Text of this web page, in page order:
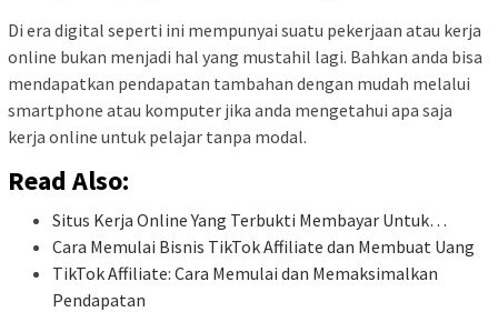
Di era digital seperti ini mempunyai suatu pekerjaan atau kerja
online bukan menjadi hal yang mustahil lagi. Bahkan anda bisa
mendapatkan pendapatan tambahan dengan mudah melalui
smartphone atau komputer jika anda mengetahui apa saja
kerja online untuk pelajar tanpa modal.
Read Also:
Situs Kerja Online Yang Terbukti Membayar Untuk…
Cara Memulai Bisnis TikTok Affiliate dan Membuat Uang
TikTok Affiliate: Cara Memulai dan Memaksimalkan
Pendapatan